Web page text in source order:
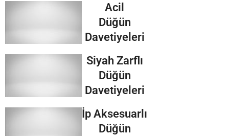
Acil
Düğün
Davetiyeleri
Siyah Zarflı
Düğün
Davetiyeleri
İp Aksesuarlı
Düğün